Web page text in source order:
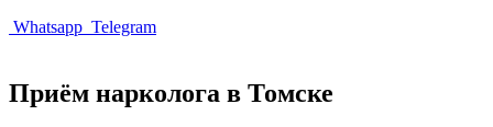
Whatsapp Telegram
Приём нарколога в Томске